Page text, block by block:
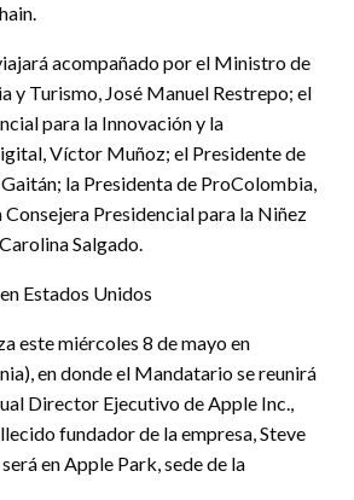
acompañado por el Ministro de
y Turismo, José Manuel Restrepo; el
para la Innovación y la
Víctor Muñoz; el Presidente de
la Presidenta de ProColombia,
Consejera Presidencial para la Niñez
Salgado.
Estados Unidos
este miércoles 8 de mayo en
en donde el Mandatario se reunirá
Director Ejecutivo de Apple Inc.,
fundador de la empresa, Steve
en Apple Park, sede de la